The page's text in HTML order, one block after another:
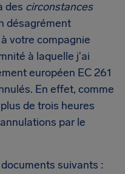
des circonstances
désagrément
votre compagnie
à laquelle j'ai
européen EC 261
En effet, comme
de trois heures
par le
suivants :